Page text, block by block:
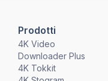
Prodotti
4K Video
Downloader Plus
4K Tokkit